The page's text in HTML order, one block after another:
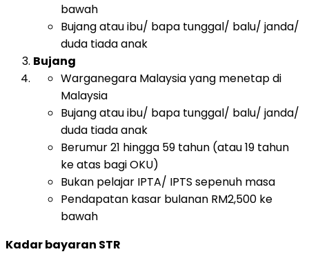
bawah
Bujang atau ibu/ bapa tunggal/ balu/ janda/
duda tiada anak
Bujang
Warganegara Malaysia yang menetap di
Malaysia
Bujang atau ibu/ bapa tunggal/ balu/ janda/
duda tiada anak
Berumur 21 hingga 59 tahun (atau 19 tahun
ke atas bagi OKU)
Bukan pelajar IPTA/ IPTS sepenuh masa
Pendapatan kasar bulanan RM2,500 ke
bawah
Kadar bayaran STR